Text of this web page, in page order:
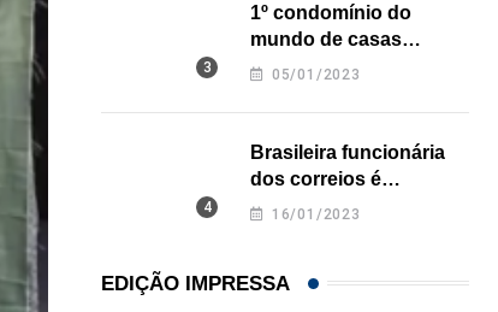
1º condomínio do
mundo de casas
impressas em 3D é
05/01/2023
Brasileira funcionária
dos correios é
assassinada a facadas
16/01/2023
EDIÇÃO IMPRESSA